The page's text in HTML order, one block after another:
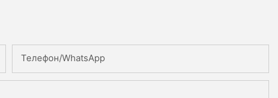
Телефон/whatsApp